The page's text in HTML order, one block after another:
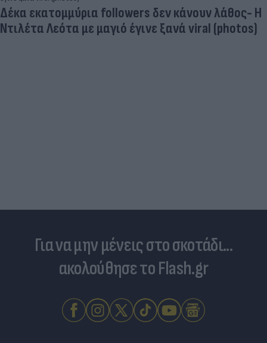
Δέκα εκατομμύρια followers δεν κάνουν λάθος- Η
Ντιλέτα Λεότα με μαγιό έγινε ξανά viral (photos)
Για να μην μένεις στο σκοτάδι...
ακολούθησε το Flash.gr